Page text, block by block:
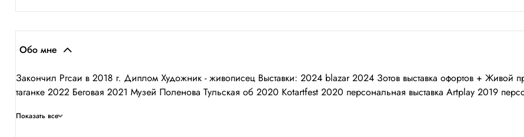
Обо мне
Закончил Ргсаи в 2018 г. Диплом Художник - живописец Выставки: 2024 blazar 2024 Зотов выставка офортов +
таганке 2022 Беговая 2021 Музей Поленова Тульская об 2020 Kotartfest 2020 персональная выставка Artplay 2019
Показать все